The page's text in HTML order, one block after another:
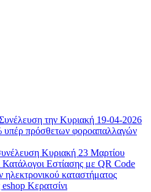
την Κυριακή 19-04-2026
πρόσθετων φοροαπαλλαγών
Κυριακή 23 Μαρτίου
Εστίασης με QR Code
καταστήματος
eshop Κερατσίνι